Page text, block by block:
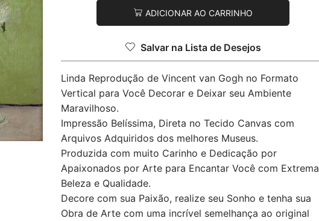
ADICIONAR AO CARRINHO
Salvar na Lista de Desejos
Linda Reprodução de Vincent van Gogh no Formato
Vertical para Você Decorar e Deixar seu Ambiente
Maravilhoso.
Impressão Belíssima, Direta no Tecido Canvas com
Arquivos Adquiridos dos melhores Museus.
Produzida com muito Carinho e Dedicação por
Apaixonados por Arte para Encantar Você com Extrema
Beleza e Qualidade.
Decore com sua Paixão, realize seu Sonho e tenha sua
Obra de Arte com uma incrível semelhança ao original